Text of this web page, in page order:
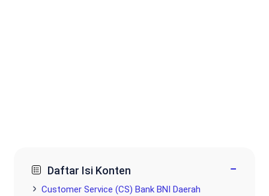
Daftar Isi Konten −
Customer Service (CS) Bank BNI Daerah